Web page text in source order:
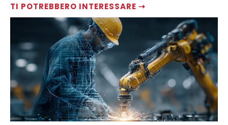
TI POTREBBERO INTERESSARE ⇢